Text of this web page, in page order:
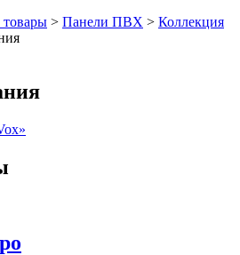
товары > Панели ПВХ > Коллекция